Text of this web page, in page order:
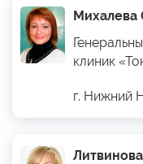
Михалева
клиник
г. Нижний